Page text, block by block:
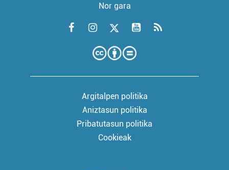
Nor gara
Argitalpen politika
Aniztasun politika
Pribatutasun politika
Cookieak